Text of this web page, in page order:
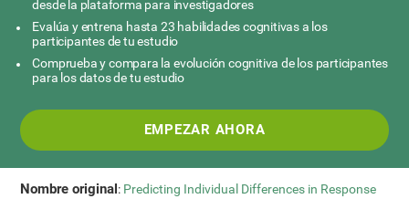
desde la plataforma para investigadores
Evalúa y entrena hasta 23 habilidades cognitivas a los
participantes de tu estudio
Comprueba y compara la evolución cognitiva de los participantes
para los datos de tu estudio
EMPEZAR AHORA
Nombre original: Predicting Individual Differences in Response